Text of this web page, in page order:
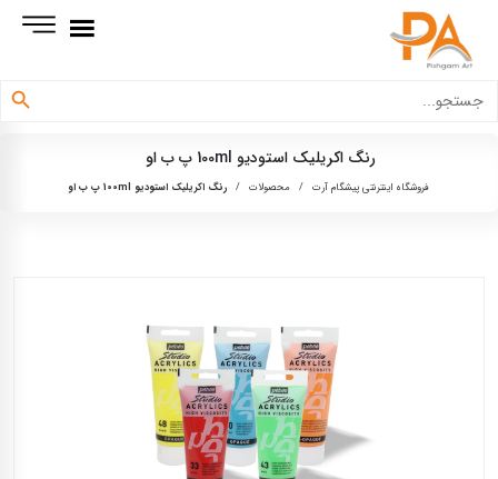
برای:
دکمه جستجو
رنگ اکریلیک استودیو 100ml پ ب او
فروشگاه اینترنتی پیشگام آرت / محصولات / رنگ اکریلیک استودیو 100ml پ ب او